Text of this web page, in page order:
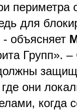
периметра
для
- объясняет
Групп».
где они
когда